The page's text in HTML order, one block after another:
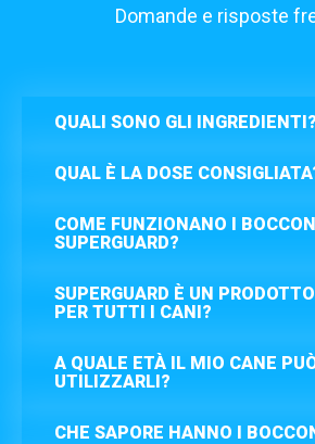
Domande e risposte
QUALI SONO GLI INGREDIENTI?
QUAL È LA DOSE
COME FUNZIONANO I
SUPERGUARD?
SUPERGUARD È UN
PER TUTTI I CANI?
A QUALE ETÀ IL MIO CANE
UTILIZZARLI?
CHE SAPORE HANNO I